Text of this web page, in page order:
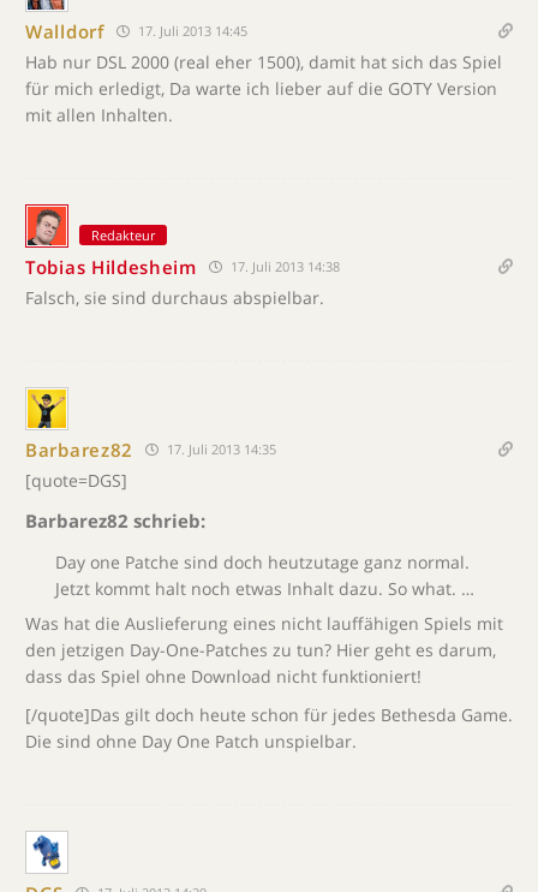
Walldorf 17. Juli 2013 14:45
Hab nur DSL 2000 (real eher 1500), damit hat sich das Spiel
für mich erledigt, Da warte ich lieber auf die GOTY Version
mit allen Inhalten.
Redakteur
Tobias Hildesheim 17. Juli 2013 14:38
Falsch, sie sind durchaus abspielbar.
Barbarez82 17. Juli 2013 14:35
[quote=DGS]
Barbarez82 schrieb:
Day one Patche sind doch heutzutage ganz normal.
Jetzt kommt halt noch etwas Inhalt dazu. So what. …
Was hat die Auslieferung eines nicht lauffähigen Spiels mit
den jetzigen Day-One-Patches zu tun? Hier geht es darum,
dass das Spiel ohne Download nicht funktioniert!
[/quote]Das gilt doch heute schon für jedes Bethesda Game.
Die sind ohne Day One Patch unspielbar.